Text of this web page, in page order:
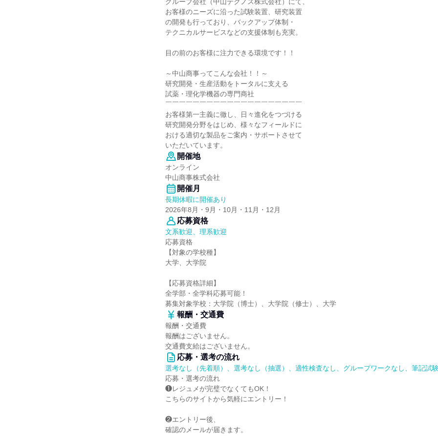
お客様のニーズに沿った試験装置、研究装置
の開発も行っており、バックアップ体制・
テクニカルサービスなどの支援体制も充実。
目の前のお客様に注力できる環境です！！
～中山商事ってこんな会社！！～
研究開発・生産活動をトータルに支える
試薬・理化学機器の専門商社
￣￣￣￣￣￣￣￣￣￣￣￣￣￣￣￣￣￣￣￣
お客様第一主義に徹し、日々進化をつづける
研究開発分野をはじめ、様々なフィールドに
おける適切な製品をご案内・サポートさせて
いただいています。
開催地
オンライン
中山商事株式会社
開催月
長期休暇に開催あり
2026年8月・9月・10月・11月・12月
応募資格
文系歓迎、理系歓迎
応募資格
【対象の学校種】
大学、大学院
【応募資格詳細】
全学部・全学科応募可能！
募集対象学校：大学院（博士）、大学院（修士）、大学
報酬・交通費
報酬・交通費
報酬はございません。
交通費支給はございません。
応募・選考の流れ
選考なし（先着順）、選考なし（抽選）、適性検査なし、グループワークなし、筆記試
応募・選考の流れ
❶レジュメが完璧でなくてもOK！
こちらのサイトから気軽にエントリー！
❷エントリー後、
確認のメールが届きます。